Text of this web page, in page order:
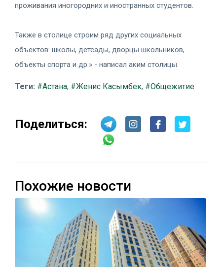
проживания иногородних и иностранных студентов.
Также в столице строим ряд других социальных
объектов: школы, детсады, дворцы школьников,
объекты спорта и др.» - написал аким столицы.
Теги: #Астана, #Женис Касымбек, #Общежитие
Поделиться:
Похожие новости